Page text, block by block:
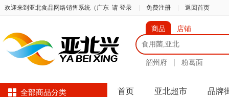
欢迎来到亚北食品网络销售系统（广东 请 登录 免费注册 返回首页
商品 店铺
韶州府 | 粉葛面
全部商品分类 首页 亚北超市 品牌